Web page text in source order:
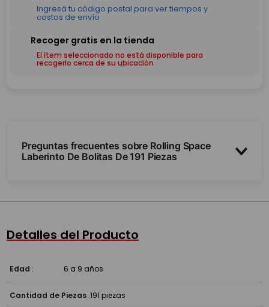
El ítem seleccionado no está disponible para
recogerlo cerca de su ubicación
Preguntas frecuentes sobre Rolling Space
Laberinto De Bolitas De 191 Piezas
¿Qué estimula?
Detalles del Producto
Edad : 6 a 9 años
Cantidad de Piezas :191 piezas